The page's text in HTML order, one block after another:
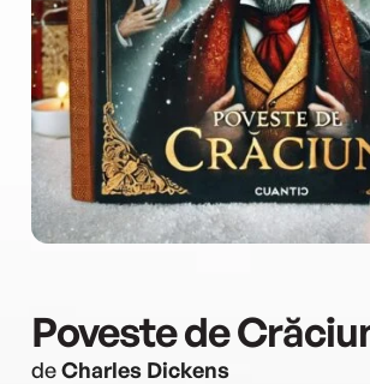
Poveste de
deCharles Dickens